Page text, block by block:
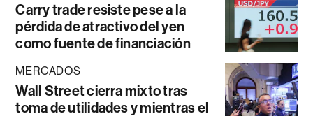
Carry trade resiste pese a la
pérdida de atractivo del yen
como fuente de financiación
MERCADOS
Wall Street cierra mixto tras
toma de utilidades y mientras el